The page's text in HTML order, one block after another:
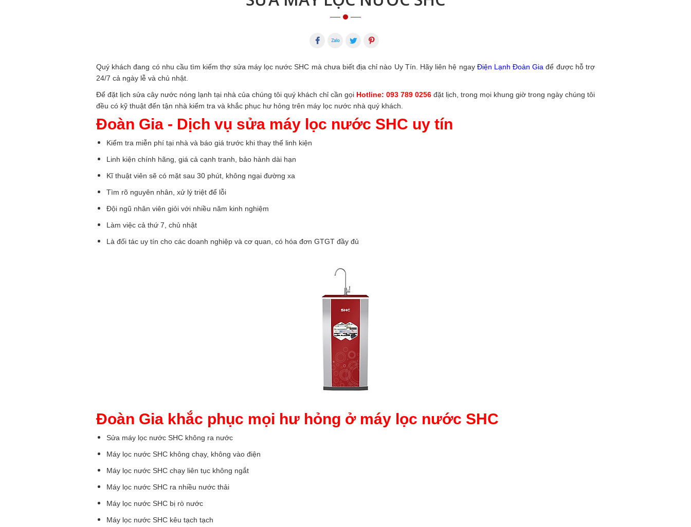
Quý khách đang có nhu cầu tìm kiếm thợ sửa máy lọc nước SHC mà chưa biết địa chỉ nào Uy Tín. Hãy liên hệ ngay Điện Lạnh Đoàn Gia để được hỗ trợ
24/7 cả ngày lễ và chủ nhật.
Để đặt lịch sửa cây nước nóng lạnh tại nhà của chúng tôi quý khách chỉ cần gọi Hotline: 093 789 0256 đặt lịch, trong mọi khung giờ trong ngày chúng tôi
đều có kỹ thuật đến tận nhà kiểm tra và khắc phục hư hỏng trên máy lọc nước nhà quý khách.
Đoàn Gia - Dịch vụ sửa máy lọc nước SHC uy tín
Kiểm tra miễn phí tại nhà và báo giá trước khi thay thế linh kiện
Linh kiện chính hãng, giá cả cạnh tranh, bảo hành dài hạn
Kĩ thuật viên sẽ có mặt sau 30 phút, không ngại đường xa
Tìm rõ nguyên nhân, xử lý triệt để lỗi
Đội ngũ nhân viên giỏi với nhiều năm kinh nghiệm
Làm việc cả thứ 7, chủ nhật
Là đối tác uy tín cho các doanh nghiệp và cơ quan, có hóa đơn GTGT đầy đủ
Đoàn Gia khắc phục mọi hư hỏng ở máy lọc nước SHC
Sửa máy lọc nước SHC không ra nước
Máy lọc nước SHC không chạy, không vào điện
Máy lọc nước SHC chạy liên tục không ngắt
Máy lọc nước SHC ra nhiều nước thải
Máy lọc nước SHC bị rò nước
Máy lọc nước SHC kêu tạch tạch